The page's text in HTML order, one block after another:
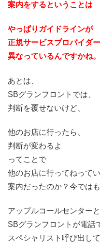
案内をするということは
やっぱりガイドラインが
正規サービスプロバイダ
異なっているんですかね。
あとは、
SBグランフロントでは、
判断を覆せないけど、
他のお店に行ったら、
判断が変わるよ
ってことで
他のお店に行ってねって
案内だったのか？今では
アップルコールセンターと
SBグランフロントが電話
スペシャリスト呼び出して